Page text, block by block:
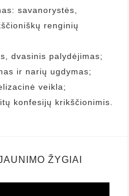
savanorystės,
renginių
dvasinis palydėjimas;
ir narių ugdymas;
veikla;
konfesijų krikščionimis.
ŽYGIAI